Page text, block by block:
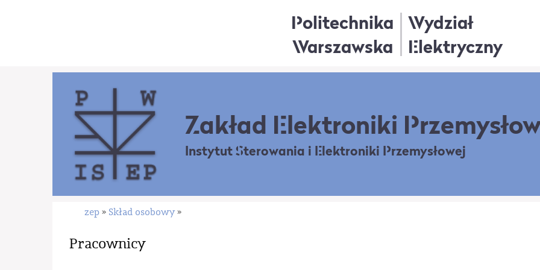
Politechnika
Warszawska
Wydział
Elektryczny
Zakład Elektroniki
Instytut Sterowania i Elektroniki Przemysłowej
zep » Skład osobowy »
Pracownicy